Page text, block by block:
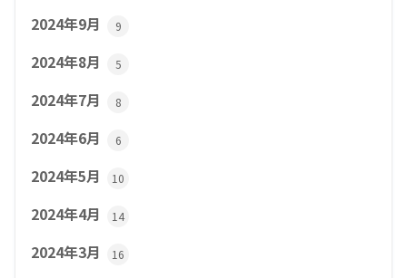
2024年9月 9
2024年8月 5
2024年7月 8
2024年6月 6
2024年5月 10
2024年4月 14
2024年3月 16